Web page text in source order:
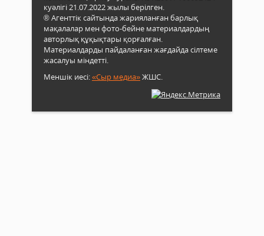
куәлігі 21.07.2022 жылы берілген.
® Агенттік сайтында жарияланған барлық
мақалалар мен фото-бейне материалдардың
авторлық құқықтары қорғалған.
Материалдарды пайдаланған жағдайда сілтеме
жасалуы міндетті.
Меншік иесі:«Сыр медиа»ЖШС.